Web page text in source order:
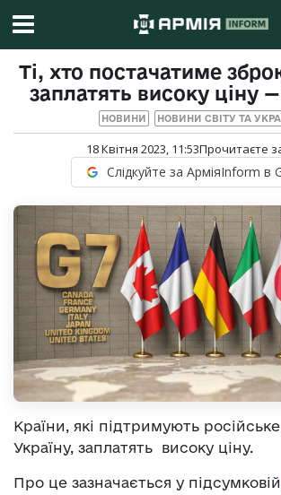
Ті, хто постачатиме
заплатять високу ціну
НОВИНИ НОВИНИ СВІТУ ТА
18 Квітня 2023, 11:53Прочитаєте
Слідкуйте за АрміяInform в
Країни, які підтримують
Україну, заплатять високу ціну.
Про це зазначається у підсумковій